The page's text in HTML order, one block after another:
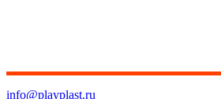
info@playplast.ru